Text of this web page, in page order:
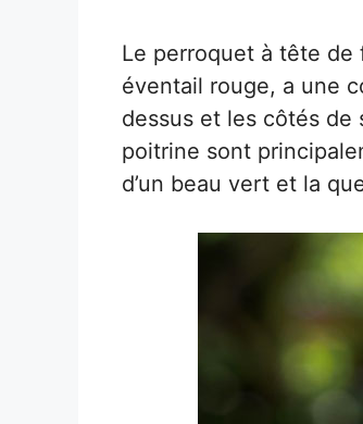
Le perroquet à tête de
éventail rouge, a une
dessus et les côtés de
poitrine sont
d’un beau vert et la